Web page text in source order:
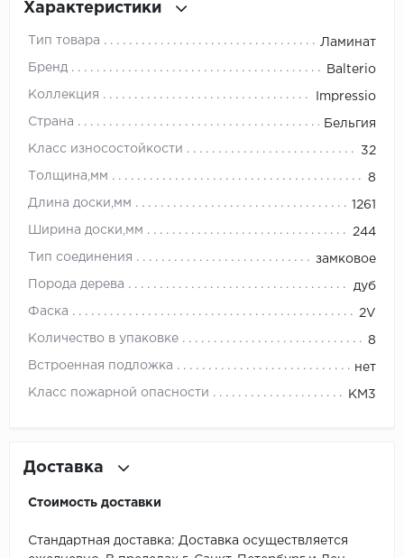
Next Step
Novafloor
Primavera
ROYCE
SPC
Характеристики
Тип товара Ламинат
Бренд Balterio
Коллекция Impressio
Страна Бельгия
Класс износостойкости 32
Толщина,мм 8
Длина доски,мм 1261
Ширина доски,мм 244
Тип соединения замковое
Порода дерева дуб
Фаска 2V
Количество в упаковке 8
Встроенная подложка нет
Класс пожарной опасности КМ3
Доставка
Стоимость доставки
Стандартная доставка: Доставка осуществляется